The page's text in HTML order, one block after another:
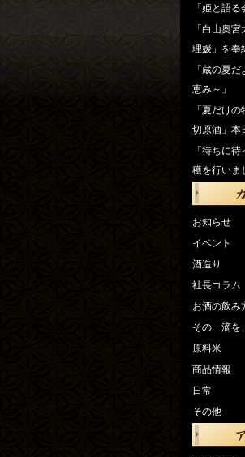
「姫と語る
「白山奥
理媛」を奉
「蔵の夏
恵み～」
「夏だけ
切原酒」本
「待ちに
穫を行いま
お知らせ
イベント
酒造り
社長コラム
お酒の飲み
その一滴を
原料米
商品情報
日常
その他